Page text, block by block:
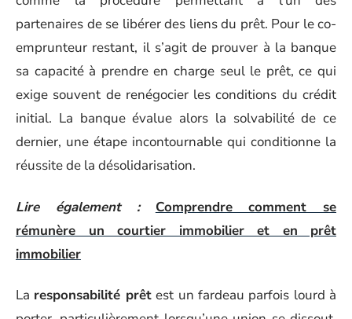
partenaires de se libérer des liens du prêt. Pour le co-
emprunteur restant, il s’agit de prouver à la banque
sa capacité à prendre en charge seul le prêt, ce qui
exige souvent de renégocier les conditions du crédit
initial. La banque évalue alors la solvabilité de ce
dernier, une étape incontournable qui conditionne la
réussite de la désolidarisation.
Lire également :
Comprendre comment se
rémunère un courtier immobilier et en prêt
immobilier
La responsabilité prêtest un fardeau parfois lourd à